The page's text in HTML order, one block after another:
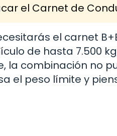
el Carnet de
el carnet
de hasta 7.500
la combinación no
el peso límite y